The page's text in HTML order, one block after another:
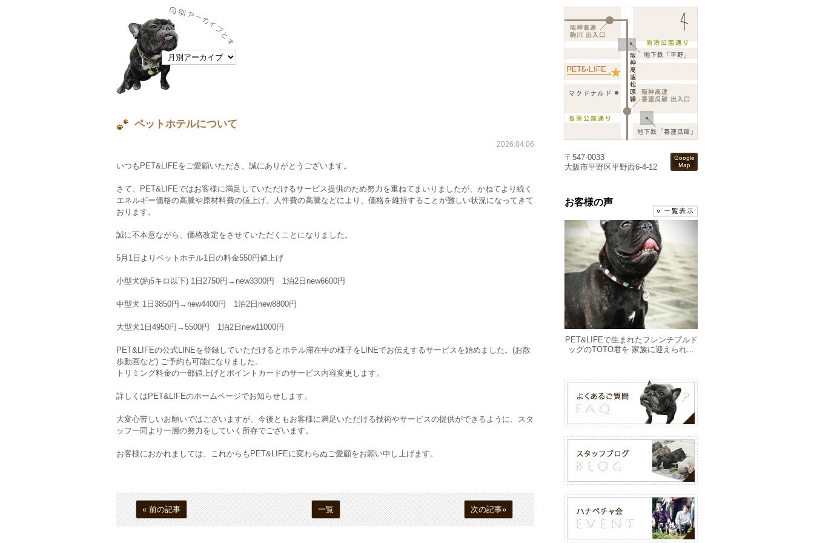
ペットホテルについて
2026.04.06
いつもPET&LIFEをご愛顧いただき、誠にありがとうございます。
さて、PET&LIFEではお客様に満足していただけるサービス提供のため努力を重ねてまいりましたが、かねてより続く
エネルギー価格の高騰や原材料費の値上げ、人件費の高騰などにより、価格を維持することが難しい状況になってきて
おります。
誠に不本意ながら、価格改定をさせていただくことになりました。
5月1日よりペットホテル1日の料金550円値上げ
小型犬(約5キロ以下) 1日2750円→new3300円 1泊2日new6600円
中型犬 1日3850円→new4400円 1泊2日new8800円
大型犬1日4950円→5500円 1泊2日new11000円
PET&LIFEの公式LINEを登録していただけるとホテル滞在中の様子をLINEでお伝えするサービスを始めました。(お散
歩動画など) ご予約も可能になりました。
トリミング料金の一部値上げとポイントカードのサービス内容変更します。
詳しくはPET&LIFEのホームページでお知らせします。
大変心苦しいお願いではございますが、今後ともお客様に満足いただける技術やサービスの提供ができるように、スタ
ッフ一同より一層の努力をしていく所存でございます。
お客様におかれましては、これからもPET&LIFEに変わらぬご愛顧をお願い申し上げます。
« 前の記事 一覧 次の記事»
〒547-0033
大阪市平野区平野西6-4-12
お客様の声
PET&LIFEで生まれたフレンチブルド
ッグのTOTO君を 家族に迎えられ...